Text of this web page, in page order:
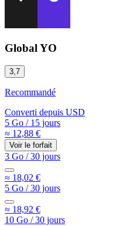
Global YO
3,7
Recommandé
Converti depuis USD
5 Go /15 jours
≈ 12,88 €
Voir le forfait
3 Go /30 jours
≈ 18,02 €
5 Go /30 jours
≈ 18,92 €
10 Go /30 jours